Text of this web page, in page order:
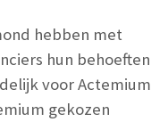
hebben met
hun behoeften
voor Actemium
gekozen